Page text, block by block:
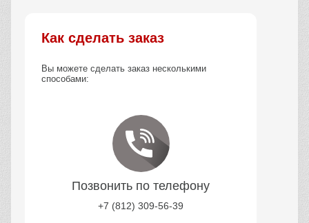
Как сделать заказ
Вы можете сделать заказ несколькими
способами:
Позвонить по телефону
+7 (812) 309-56-39